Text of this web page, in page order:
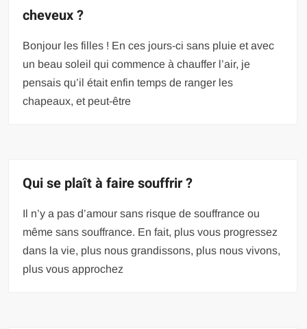
cheveux ?
Bonjour les filles ! En ces jours-ci sans pluie et avec
un beau soleil qui commence à chauffer l’air, je
pensais qu’il était enfin temps de ranger les
chapeaux, et peut-être
Qui se plaît à faire souffrir ?
Il n’y a pas d’amour sans risque de souffrance ou
même sans souffrance. En fait, plus vous progressez
dans la vie, plus nous grandissons, plus nous vivons,
plus vous approchez